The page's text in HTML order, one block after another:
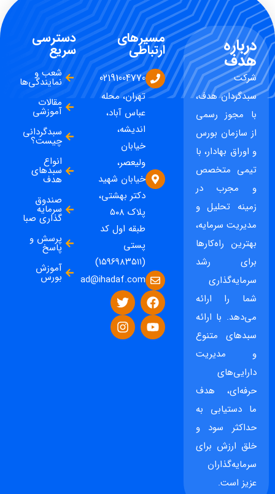
درباره
هدف
شرکت
سبدگردان هدف،
با مجوز رسمی
از سازمان بورس
و اوراق بهادار، با
تیمی متخصص
و مجرب در
زمینه تحلیل و
مدیریت سرمایه،
بهترین راه‌کارها
برای رشد
سرمایه‌گذاری
شما را ارائه
می‌دهد. با ارائه
سبدهای متنوع
و مدیریت
دارایی‌های
حرفه‌ای، هدف
ما دستیابی به
حداکثر سود و
خلق ارزش برای
سرمایه‌گذاران
عزیز است.
مسیرهای
ارتباطی
02191004770
تهران، محله
عباس آباد،
اندیشه،
خیابان
ولیعصر،
خیابان شهید
دکتر بهشتی،
پلاک ۵۰۸
طبقه اول کد
پستی
(۱۵۹۶۹۸۳۵۱۱)
ad@ihadaf.com
دسترسی
سریع
شعب و
نمایندگی‌ها
مقالات
آموزشی
سبدگردانی
چیست؟
انواع
سبدهای
هدف
صندوق
سرمایه
گذاری صبا
پرسش و
پاسخ
آموزش
بورس